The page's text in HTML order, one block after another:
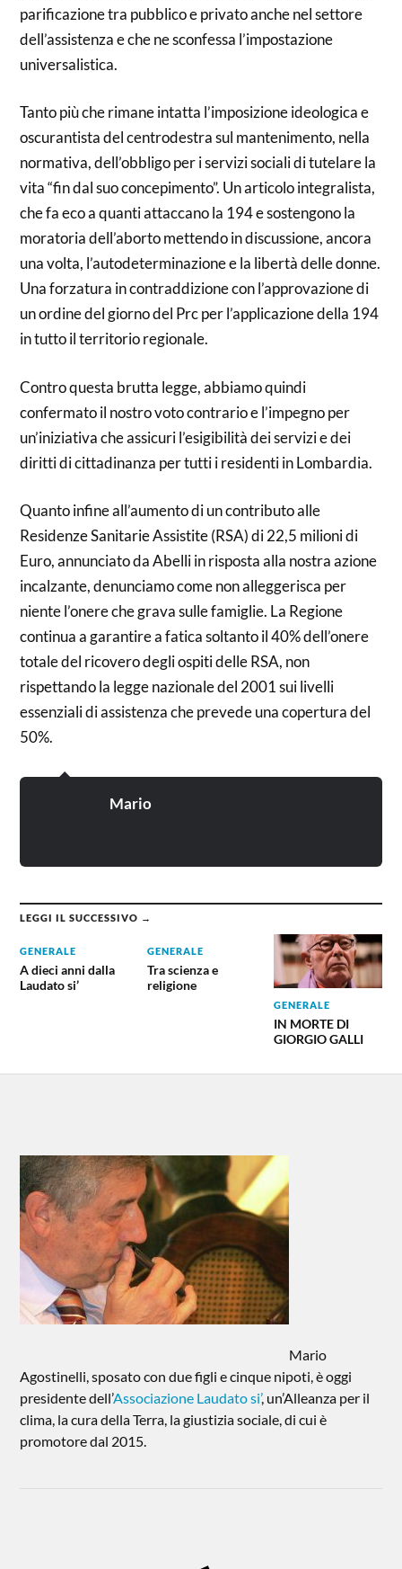
parificazione tra pubblico e privato anche nel settore
dell’assistenza e che ne sconfessa l’impostazione
universalistica.
Tanto più che rimane intatta l’imposizione ideologica e
oscurantista del centrodestra sul mantenimento, nella
normativa, dell’obbligo per i servizi sociali di tutelare la
vita “fin dal suo concepimento”. Un articolo integralista,
che fa eco a quanti attaccano la 194 e sostengono la
moratoria dell’aborto mettendo in discussione, ancora
una volta, l’autodeterminazione e la libertà delle donne.
Una forzatura in contraddizione con l’approvazione di
un ordine del giorno del Prc per l’applicazione della 194
in tutto il territorio regionale.
Contro questa brutta legge, abbiamo quindi
confermato il nostro voto contrario e l’impegno per
un’iniziativa che assicuri l’esigibilità dei servizi e dei
diritti di cittadinanza per tutti i residenti in Lombardia.
Quanto infine all’aumento di un contributo alle
Residenze Sanitarie Assistite (RSA) di 22,5 milioni di
Euro, annunciato da Abelli in risposta alla nostra azione
incalzante, denunciamo come non alleggerisca per
niente l’onere che grava sulle famiglie. La Regione
continua a garantire a fatica soltanto il 40% dell’onere
totale del ricovero degli ospiti delle RSA, non
rispettando la legge nazionale del 2001 sui livelli
essenziali di assistenza che prevede una copertura del
50%.
Mario
LEGGI IL SUCCESSIVO →
GENERALE
A dieci anni dalla
Laudato si’
GENERALE
Tra scienza e
religione
GENERALE
IN MORTE DI
GIORGIO GALLI
Mario
Agostinelli, sposato con due figli e cinque nipoti, è oggi
presidente dell’Associazione Laudato si’, un’Alleanza per il
clima, la cura della Terra, la giustizia sociale, di cui è
promotore dal 2015.